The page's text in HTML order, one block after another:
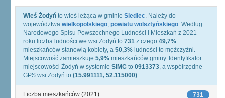
Wieś Żodyń to wieś leżąca w gminie Siedlec. Należy do
województwa wielkopolskiego, powiatu wolsztyńskiego. Według
Narodowego Spisu Powszechnego Ludności i Mieszkań z 2021
roku liczba ludności we wsi Żodyń to 731 z czego 49,7%
mieszkańców stanowią kobiety, a 50,3% ludności to mężczyźni.
Miejscowość zamieszkuje 5,9% mieszkańców gminy. Identyfikator
miejscowości Żodyń w systemie SIMC to 0913373, a współrzędne
GPS wsi Żodyń to (15.991111, 52.115000).
731
Liczba mieszkańców (2021)